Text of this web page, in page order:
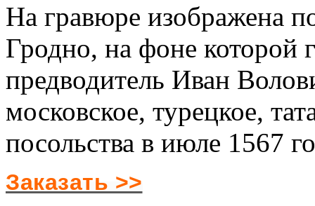
На гравюре изображена
Гродно, на фоне которой
предводитель Иван
московское, турецкое,
посольства в июле 1567
Заказать >>